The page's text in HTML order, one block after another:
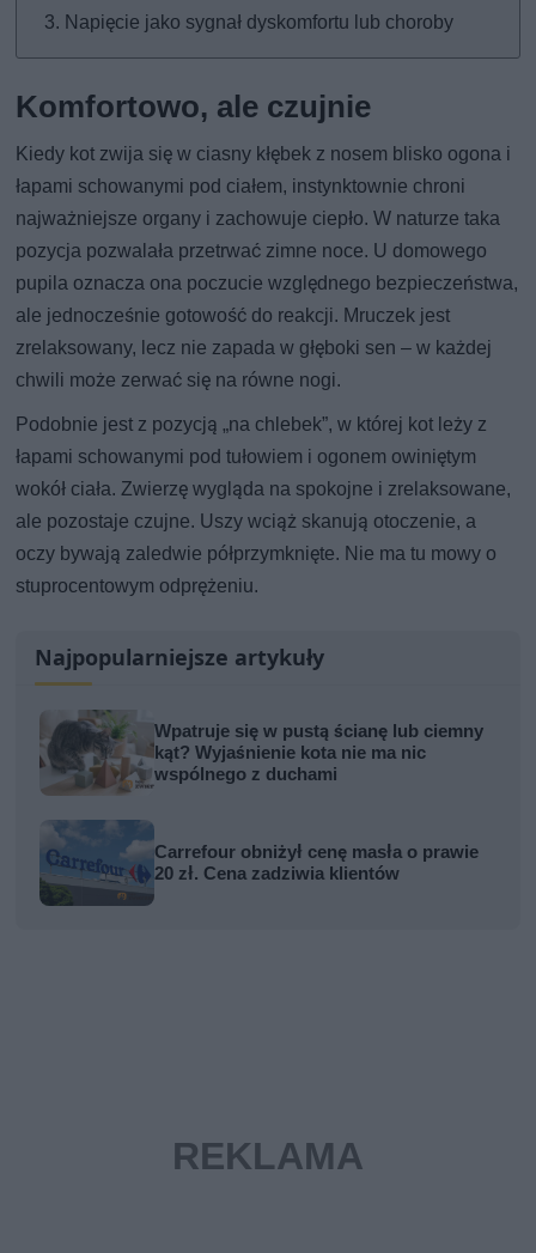
Napięcie jako sygnał dyskomfortu lub choroby
Komfortowo, ale czujnie
Kiedy kot zwija się w ciasny kłębek z nosem blisko ogona i
łapami schowanymi pod ciałem, instynktownie chroni
najważniejsze organy i zachowuje ciepło. W naturze taka
pozycja pozwalała przetrwać zimne noce. U domowego
pupila oznacza ona poczucie względnego bezpieczeństwa,
ale jednocześnie gotowość do reakcji. Mruczek jest
zrelaksowany, lecz nie zapada w głęboki sen – w każdej
chwili może zerwać się na równe nogi.
Podobnie jest z pozycją „na chlebek”, w której kot leży z
łapami schowanymi pod tułowiem i ogonem owiniętym
wokół ciała. Zwierzę wygląda na spokojne i zrelaksowane,
ale pozostaje czujne. Uszy wciąż skanują otoczenie, a
oczy bywają zaledwie półprzymknięte. Nie ma tu mowy o
stuprocentowym odprężeniu.
Najpopularniejsze artykuły
Wpatruje się w pustą ścianę lub ciemny
kąt? Wyjaśnienie kota nie ma nic
wspólnego z duchami
Carrefour obniżył cenę masła o prawie
20 zł. Cena zadziwia klientów